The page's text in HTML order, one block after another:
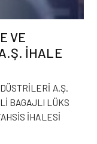
VE
İHALE
A.Ş.
BAGAJLI LÜKS
İHALESİ